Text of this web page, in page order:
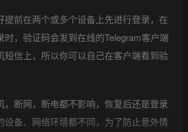
提前在两个或多个设备上先进行登录，在
时，验证码会发到在线的Telegram客户端
短信上，所以你可以自己在客户端看到验
，断网，断电都不影响，恢复后还是登录
设备、网络环境都不同，为了防止意外情